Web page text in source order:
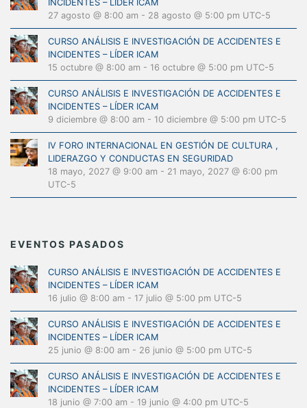
INCIDENTES – LÍDER ICAM
27 agosto @ 8:00 am - 28 agosto @ 5:00 pm UTC-5
CURSO ANÁLISIS E INVESTIGACIÓN DE ACCIDENTES E
INCIDENTES – LÍDER ICAM
15 octubre @ 8:00 am - 16 octubre @ 5:00 pm UTC-5
CURSO ANÁLISIS E INVESTIGACIÓN DE ACCIDENTES E
INCIDENTES – LÍDER ICAM
9 diciembre @ 8:00 am - 10 diciembre @ 5:00 pm UTC-5
IV FORO INTERNACIONAL EN GESTIÓN DE CULTURA ,
LIDERAZGO Y CONDUCTAS EN SEGURIDAD
18 mayo, 2027 @ 9:00 am - 21 mayo, 2027 @ 6:00 pm
UTC-5
EVENTOS PASADOS
CURSO ANÁLISIS E INVESTIGACIÓN DE ACCIDENTES E
INCIDENTES – LÍDER ICAM
16 julio @ 8:00 am - 17 julio @ 5:00 pm UTC-5
CURSO ANÁLISIS E INVESTIGACIÓN DE ACCIDENTES E
INCIDENTES – LÍDER ICAM
25 junio @ 8:00 am - 26 junio @ 5:00 pm UTC-5
CURSO ANÁLISIS E INVESTIGACIÓN DE ACCIDENTES E
INCIDENTES – LÍDER ICAM
18 junio @ 7:00 am - 19 junio @ 4:00 pm UTC-5